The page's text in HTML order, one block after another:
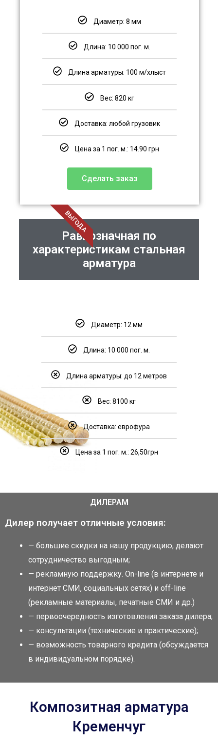
Диаметр: 8 мм
Длина: 10 000 пог. м.
Длина арматуры: 100 м/хлыст
Вес: 820 кг
Доставка: любой грузовик
Цена за 1 пог. м.: 14.90 грн
Сделать заказ
ВЫГОДА
Равнозначная по
характеристикам стальная
арматура
Диаметр: 12 мм
Длина: 10 000 пог. м.
Длина арматуры: до 12 метров
Вес: 8100 кг
Доставка: еврофура
Цена за 1 пог. м.: 26,50грн
ДИЛЕРАМ
Дилер получает отличные условия:
— большие скидки на нашу продукцию, делают
сотрудничество выгодным;
— рекламную поддержку. Оn-line (в интернете и
интернет СМИ, социальных сетях) и оff-line
(рекламные материалы, печатные СМИ и др.)
— первоочередность изготовления заказа дилера;
— консультации (технические и практические);
— возможность товарного кредита (обсуждается
в индивидуальном порядке).
Композитная арматура
Кременчуг